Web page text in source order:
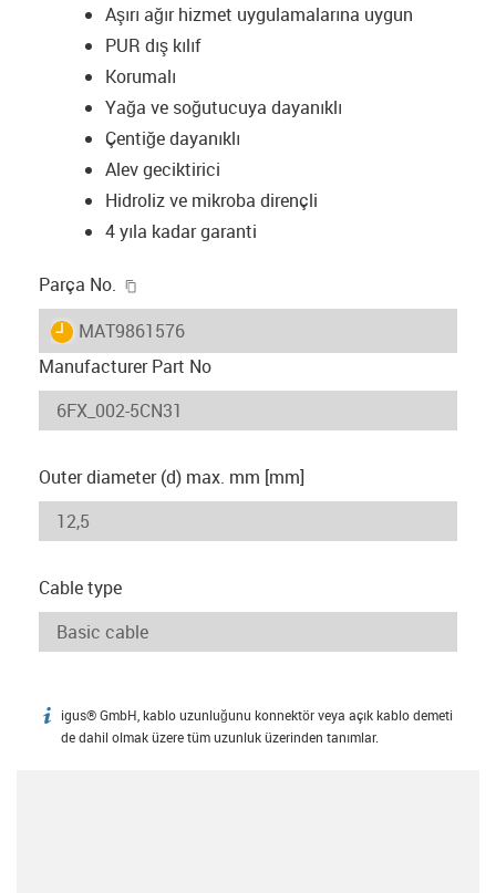
Aşırı ağır hizmet uygulamalarına uygun
PUR dış kılıf
Korumalı
Yağa ve soğutucuya dayanıklı
Çentiğe dayanıklı
Alev geciktirici
Hidroliz ve mikroba dirençli
4 yıla kadar garanti
Parça No.
igus-icon-lieferzeit
MAT9861576
Manufacturer Part No
Outer diameter (d) max. mm [mm]
Cable type
igus-icon-info
igus® GmbH, kablo uzunluğunu konnektör veya açık kablo demeti
de dahil olmak üzere tüm uzunluk üzerinden tanımlar.